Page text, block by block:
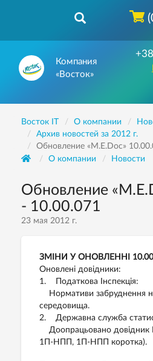
Компания
«Восток»
Восток IT О компании
Архив новостей за 2012 г.
Обновление «M.E.Doc»
О компании
Новости
Обновление
- 10.00.071
23 мая 2012 г.
ЗМІНИ У ОНОВЛЕННІ
Оновлені довідники:
1. Податкова Інспекція:
Нормативи забруднення
середовища.
2. Державна служба
Доопрацьовано
1П-НПП, 1П-НПП коротка).